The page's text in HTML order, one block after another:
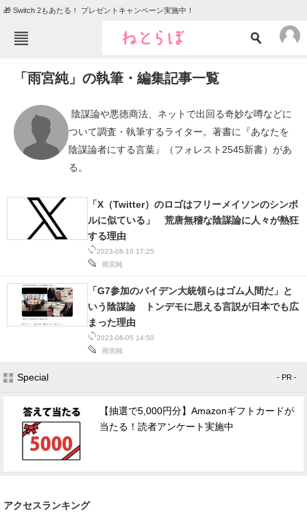
🎁 Switch 2もあたる！ プレゼントキャンペーン実施中！
TOP ニュース
エンタメ
グルメ 地域
住まい
会員記事
ITの今と未来を見通す
スマホと通信の最新トレンド
進化するPCとデバイスの未来
ビジネスと働き方のヒント
AI活用のいまが分かる
経営リーダーのコミュニティ
「雨宮純」の執筆・編集記事一覧
ついて調査・執筆するライター。著書に『あなたを
陰謀論者にする言葉』（フォレスト2545新書）があ
る。
2023-08-10 17:25
雨宮純
「X（Twitter）のロゴはフリーメイソンのシンボ
ルに似ている」 荒唐無稽な陰謀論に人々が熱狂
する理由
2023-06-05 14:50
雨宮純
「G7参加のバイデン大統領らはゴム人間だ」と
いう陰謀論 トンデモに思える言説が日本でも広
まった理由
Special - PR -
【抽選で5,000円分】Amazonギフトカードが
当たる！読者アンケート実施中
アクセスランキング